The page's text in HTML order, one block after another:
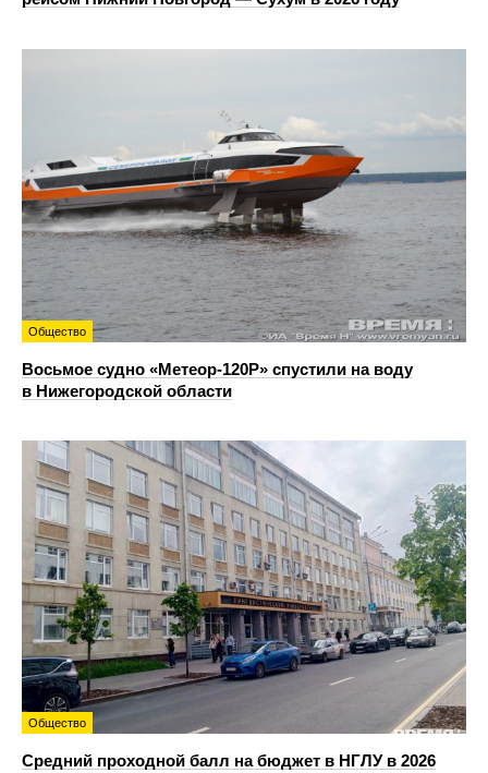
Общество
Восьмое судно «Метеор-120Р» спустили на воду
в Нижегородской области
Общество
Средний проходной балл на бюджет в НГЛУ в 2026